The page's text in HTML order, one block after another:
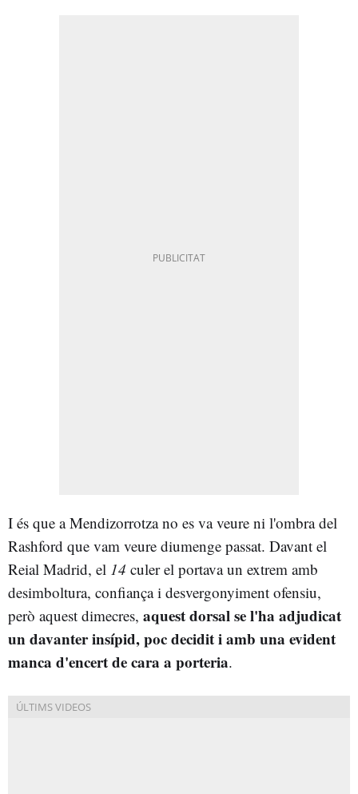
I és que a Mendizorrotza no es va veure ni l'ombra del
Rashford que vam veure diumenge passat. Davant el
Reial Madrid, el 14 culer el portava un extrem amb
desimboltura, confiança i desvergonyiment ofensiu,
però aquest dimecres, aquest dorsal se l'ha adjudicat
un davanter insípid, poc decidit i amb una evident
manca d'encert de cara a porteria.